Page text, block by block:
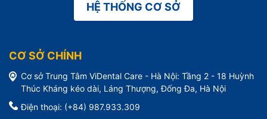
HỆ THỐNG CƠ SỞ
CƠ SỞ CHÍNH
Cơ sở Trung Tâm ViDental Care - Hà Nội: Tầng 2 - 18 Huỳnh
Thúc Kháng kéo dài, Láng Thượng, Đống Đa, Hà Nội
Điện thoại: (+84) 987.933.309